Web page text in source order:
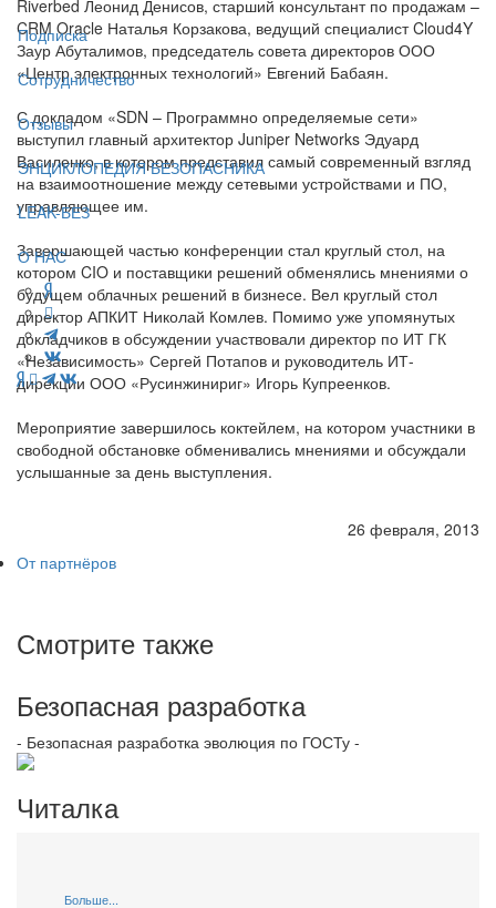
Подписка
Сотрудничество
Отзывы
ЭНЦИКЛОПЕДИЯ БЕЗОПАСНИКА
LEAK-БЕЗ
О НАС
Riverbed Леонид Денисов, старший консультант по продажам –
CRM Oracle Наталья Корзакова, ведущий специалист Cloud4Y
Заур Абуталимов, председатель совета директоров ООО
«Центр электронных технологий» Евгений Бабаян.
С докладом «SDN – Программно определяемые сети»
выступил главный архитектор Juniper Networks Эдуард
Василенко, в котором представил самый современный взгляд
на взаимоотношение между сетевыми устройствами и ПО,
управляющее им.
Завершающей частью конференции стал круглый стол, на
котором CIO и поставщики решений обменялись мнениями о
будущем облачных решений в бизнесе. Вел круглый стол
директор АПКИТ Николай Комлев. Помимо уже упомянутых
докладчиков в обсуждении участвовали директор по ИТ ГК
«Независимость» Сергей Потапов и руководитель ИТ-
дирекции ООО «Русинжинириг» Игорь Купреенков.
Мероприятие завершилось коктейлем, на котором участники в
свободной обстановке обменивались мнениями и обсуждали
услышанные за день выступления.
26 февраля, 2013
От партнёров
Смотрите также
Безопасная разработка
- Безопасная разработка эволюция по ГОСТу -
Читалка
Больше...